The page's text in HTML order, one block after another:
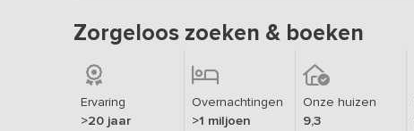
Zorgeloos zoeken & boeken
Ervaring
>20 jaar
Overnachtingen
>1 miljoen
Onze huizen
9,3